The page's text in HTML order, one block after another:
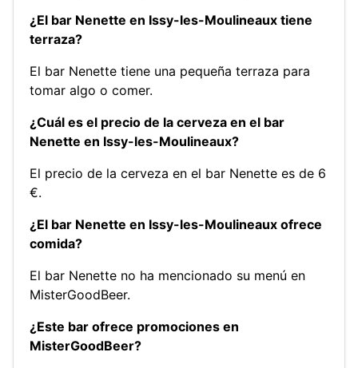
¿El bar Nenette en Issy-les-Moulineaux tiene
terraza?
El bar Nenette tiene una pequeña terraza para
tomar algo o comer.
¿Cuál es el precio de la cerveza en el bar
Nenette en Issy-les-Moulineaux?
El precio de la cerveza en el bar Nenette es de 6
€.
¿El bar Nenette en Issy-les-Moulineaux ofrece
comida?
El bar Nenette no ha mencionado su menú en
MisterGoodBeer.
¿Este bar ofrece promociones en
MisterGoodBeer?